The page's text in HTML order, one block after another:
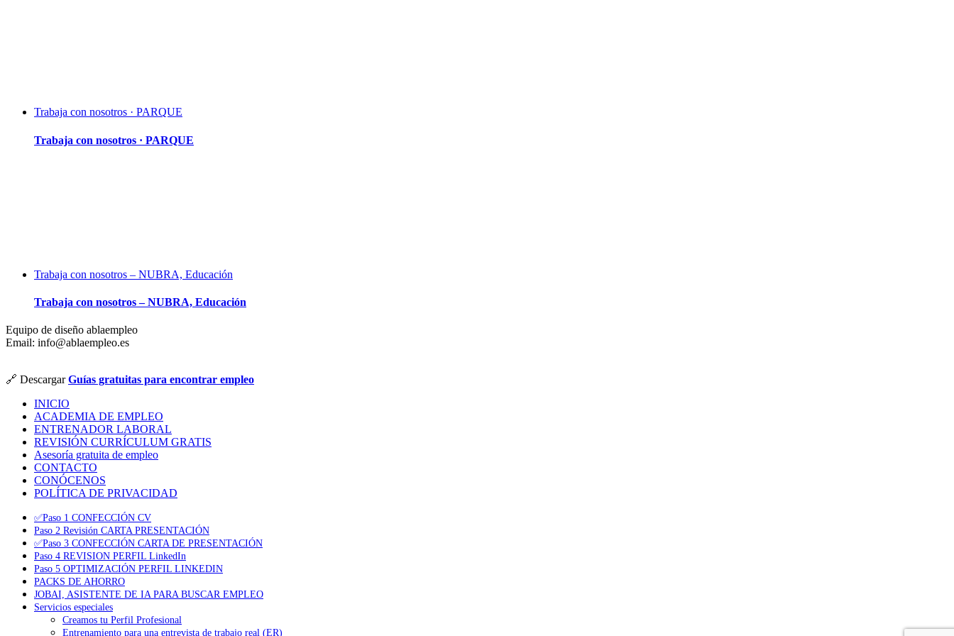
Trabaja con nosotros · PARQUE
Trabaja con nosotros · PARQUE
Trabaja con nosotros – NUBRA, Educación
Trabaja con nosotros – NUBRA, Educación
Equipo de diseño ablaempleo
Email: info@ablaempleo.es
🔗 DescargarGuías gratuitas para encontrar empleo
INICIO
ACADEMIA DE EMPLEO
ENTRENADOR LABORAL
REVISIÓN CURRÍCULUM GRATIS
Asesoría gratuita de empleo
CONTACTO
CONÓCENOS
POLÍTICA DE PRIVACIDAD
✅Paso 1 CONFECCIÓN CV
Paso 2 Revisión CARTA PRESENTACIÓN
✅Paso 3 CONFECCIÓN CARTA DE PRESENTACIÓN
Paso 4 REVISION PERFIL LinkedIn
Paso 5 OPTIMIZACIÓN PERFIL LINKEDIN
PACKS DE AHORRO
JOBAI, ASISTENTE DE IA PARA BUSCAR EMPLEO
Servicios especiales
Creamos tu Perfil Profesional
Entrenamiento para una entrevista de trabajo real (ER)